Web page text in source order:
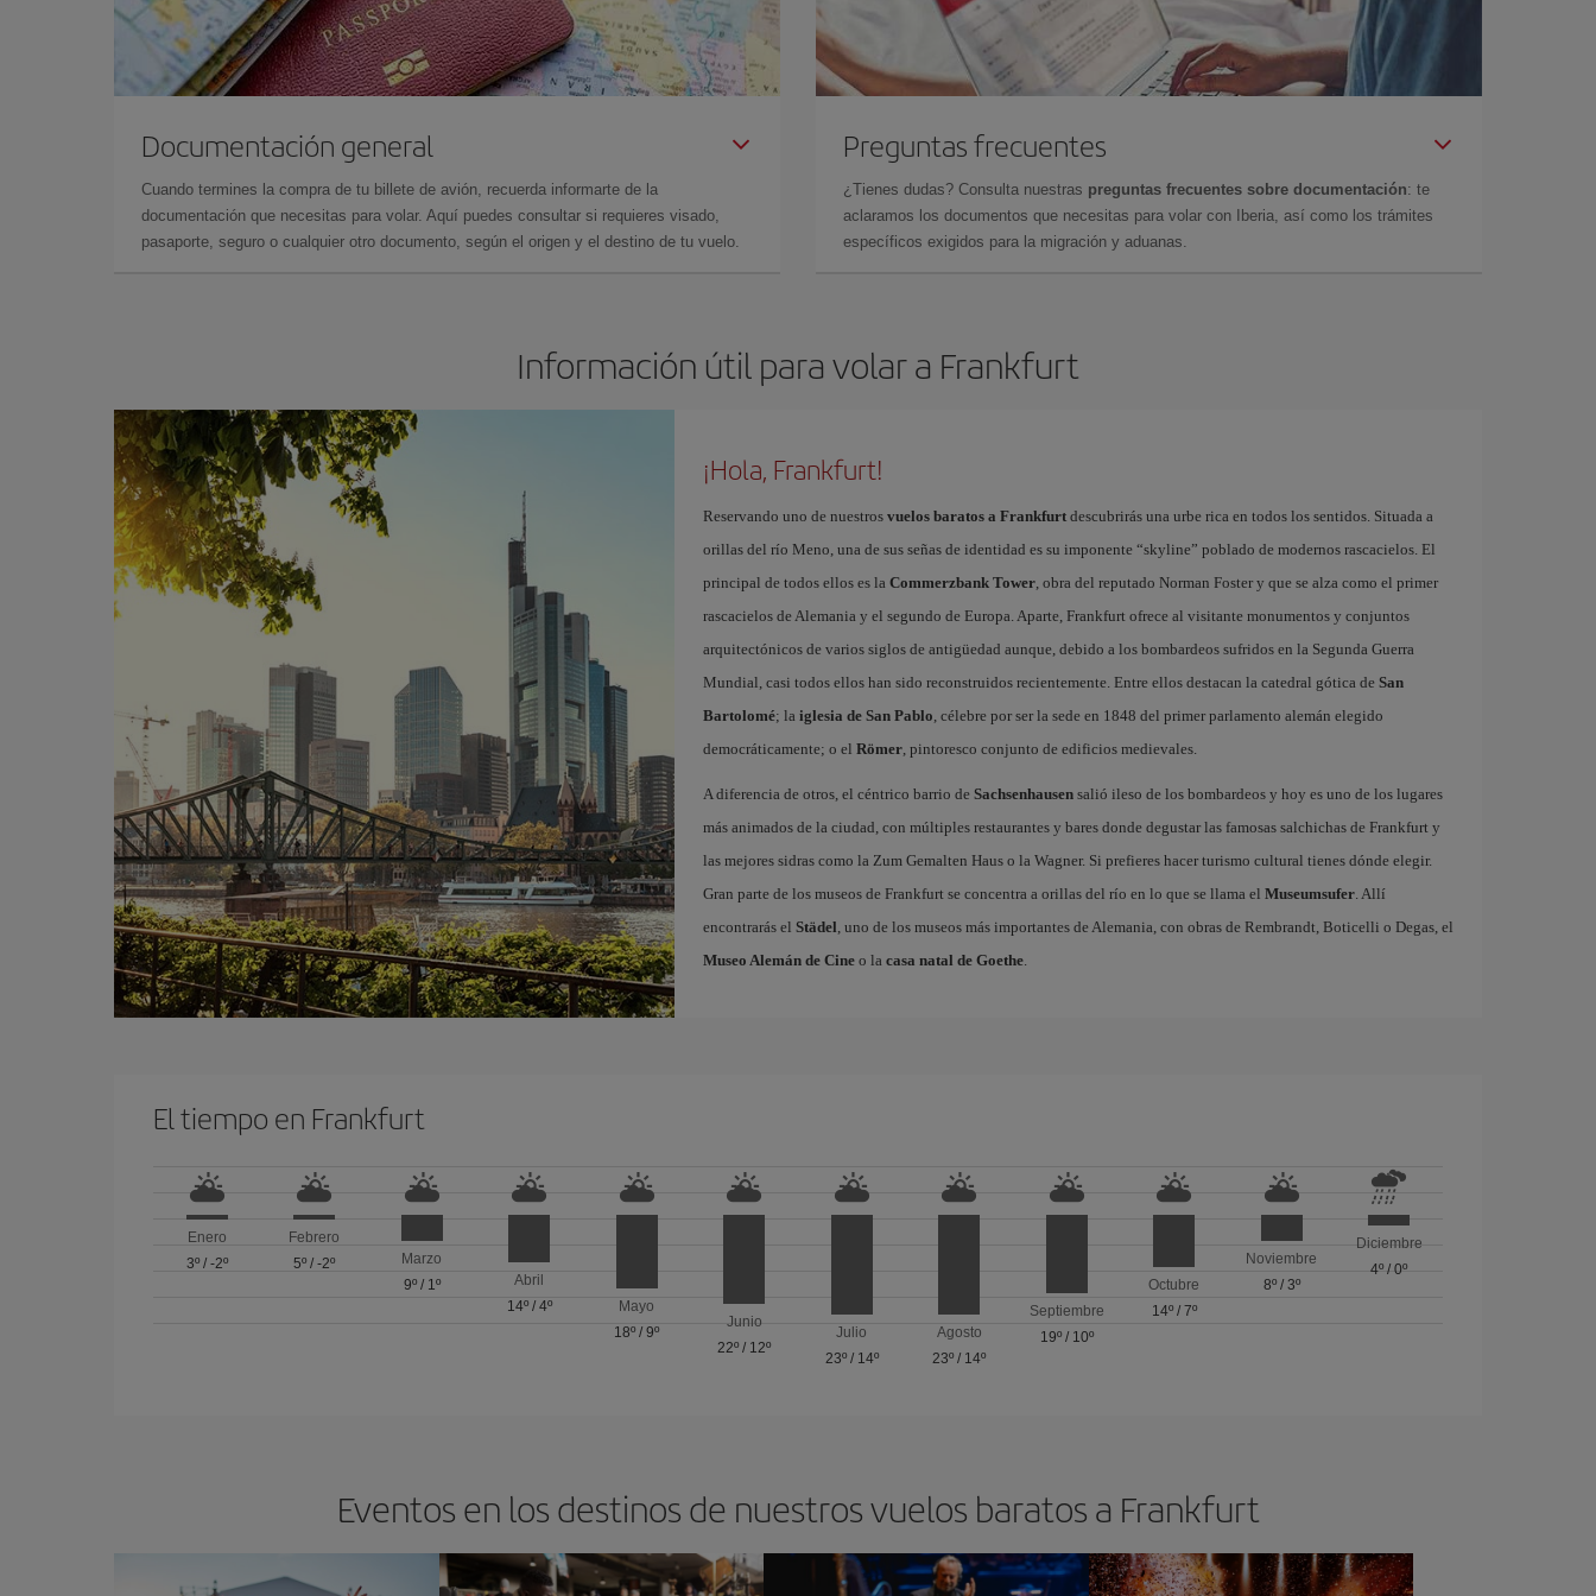
Documentación general
Cuando termines la compra de tu billete de avión, recuerda informarte de la
documentación que necesitas para volar. Aquí puedes consultar si requieres visado,
pasaporte, seguro o cualquier otro documento, según el origen y el destino de tu vuelo.
Preguntas frecuentes
¿Tienes dudas? Consulta nuestras preguntas frecuentes sobre documentación: te
aclaramos los documentos que necesitas para volar con Iberia, así como los trámites
específicos exigidos para la migración y aduanas.
Información útil para volar a Frankfurt
¡Hola, Frankfurt!
Reservando uno de nuestros vuelos baratos a Frankfurtdescubrirás una urbe rica en todos los sentidos. Situada a
orillas del río Meno, una de sus señas de identidad es su imponente “skyline” poblado de modernos rascacielos. El
principal de todos ellos es la Commerzbank Tower, obra del reputado Norman Foster y que se alza como el primer
rascacielos de Alemania y el segundo de Europa. Aparte, Frankfurt ofrece al visitante monumentos y conjuntos
arquitectónicos de varios siglos de antigüedad aunque, debido a los bombardeos sufridos en la Segunda Guerra
Mundial, casi todos ellos han sido reconstruidos recientemente. Entre ellos destacan la catedral gótica de San
Bartolomé; la iglesia de San Pablo, célebre por ser la sede en 1848 del primer parlamento alemán elegido
democráticamente; o el Römer, pintoresco conjunto de edificios medievales.
A diferencia de otros, el céntrico barrio de Sachsenhausensalió ileso de los bombardeos y hoy es uno de los lugares
más animados de la ciudad, con múltiples restaurantes y bares donde degustar las famosas salchichas de Frankfurt y
las mejores sidras como la Zum Gemalten Haus o la Wagner. Si prefieres hacer turismo cultural tienes dónde elegir.
Gran parte de los museos de Frankfurt se concentra a orillas del río en lo que se llama el Museumsufer. Allí
encontrarás el Städel, uno de los museos más importantes de Alemania, con obras de Rembrandt, Boticelli o Degas, el
Museo Alemán de Cineo la casa natal de Goethe.
El tiempo en Frankfurt
Enero
3º/ -2º
Febrero
5º /-2º
Marzo
9º/ 1º
Abril
14º/ 4º
Mayo
18º /9º
Junio
22º / 12º
Julio
23º/ 14º
Agosto
23º / 14º
Septiembre
19º/ 10º
Octubre
14º/ 7º
Noviembre
8º/ 3º
Diciembre
4º /0º
Eventos en los destinos de nuestros vuelos baratos a Frankfurt